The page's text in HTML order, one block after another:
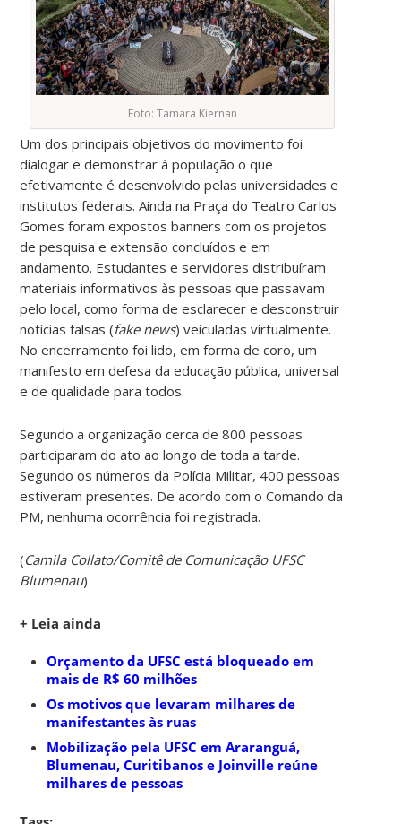
Foto: Tamara Kiernan
Um dos principais objetivos do movimento foi
dialogar e demonstrar à população o que
efetivamente é desenvolvido pelas universidades e
institutos federais. Ainda na Praça do Teatro Carlos
Gomes foram expostos banners com os projetos
de pesquisa e extensão concluídos e em
andamento. Estudantes e servidores distribuíram
materiais informativos às pessoas que passavam
pelo local, como forma de esclarecer e desconstruir
notícias falsas (fake news) veiculadas virtualmente.
No encerramento foi lido, em forma de coro, um
manifesto em defesa da educação pública, universal
e de qualidade para todos.
Segundo a organização cerca de 800 pessoas
participaram do ato ao longo de toda a tarde.
Segundo os números da Polícia Militar, 400 pessoas
estiveram presentes. De acordo com o Comando da
PM, nenhuma ocorrência foi registrada.
(Camila Collato/Comitê de Comunicação UFSC
Blumenau)
+ Leia ainda
Orçamento da UFSC está bloqueado em
mais de R$ 60 milhões
Os motivos que levaram milhares de
manifestantes às ruas
Mobilização pela UFSC em Araranguá,
Blumenau, Curitibanos e Joinville reúne
milhares de pessoas